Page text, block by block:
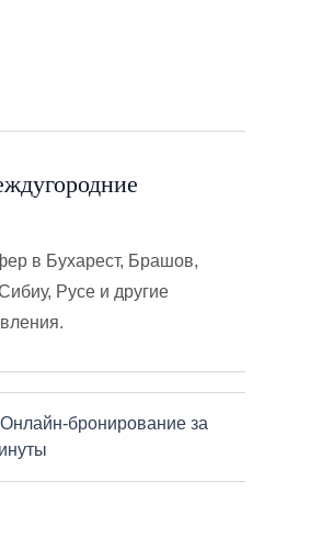
в Бухарест, Брашов,
Русе и другие
Онлайн-бронирование за